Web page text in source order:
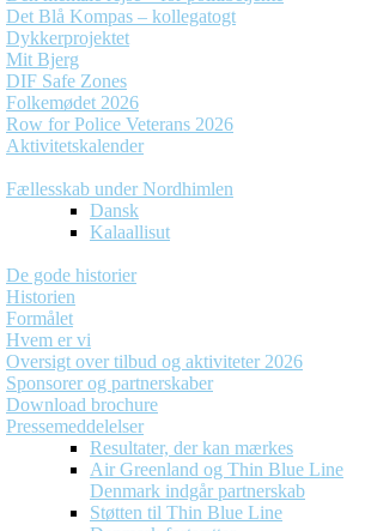
Det Blå Kompas – kollegatogt
Dykkerprojektet
Mit Bjerg
DIF Safe Zones
Folkemødet 2026
Row for Police Veterans 2026
Aktivitetskalender
Fællesskab under Nordhimlen
Dansk
Kalaallisut
De gode historier
Historien
Formålet
Hvem er vi
Oversigt over tilbud og aktiviteter 2026
Sponsorer og partnerskaber
Download brochure
Pressemeddelelser
Resultater, der kan mærkes
Air Greenland og Thin Blue Line
Denmark indgår partnerskab
Støtten til Thin Blue Line